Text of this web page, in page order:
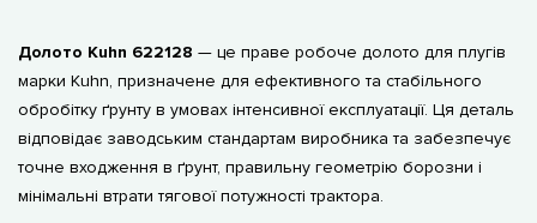
Долото Kuhn 622128 — це праве робоче долото для плугів
марки Kuhn, призначене для ефективного та стабільного
обробітку ґрунту в умовах інтенсивної експлуатації. Ця деталь
відповідає заводським стандартам виробника та забезпечує
точне входження в ґрунт, правильну геометрію борозни і
мінімальні втрати тягової потужності трактора.